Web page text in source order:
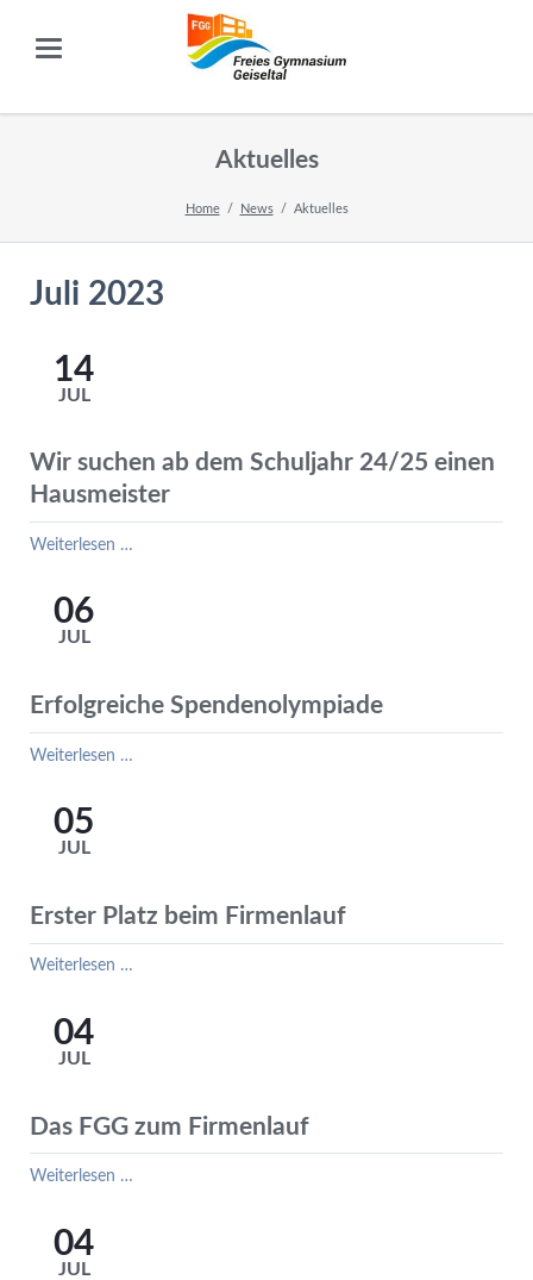
Aktuelles
Home News Aktuelles
Juli 2023
14
JUL
Wir suchen ab dem Schuljahr 24/25 einen
Hausmeister
Weiterlesen …
einen
Hausmeister
06
JUL
Erfolgreiche Spendenolympiade
Weiterlesen …
05
JUL
Erster Platz beim Firmenlauf
Weiterlesen …Erster
04
JUL
Das FGG zum Firmenlauf
Weiterlesen …Das
04
JUL